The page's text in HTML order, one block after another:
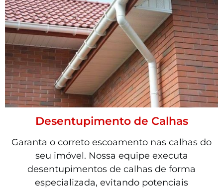
Desentupimento de Calhas
Garanta o correto escoamento nas calhas do
seu imóvel. Nossa equipe executa
desentupimentos de calhas de forma
especializada, evitando potenciais